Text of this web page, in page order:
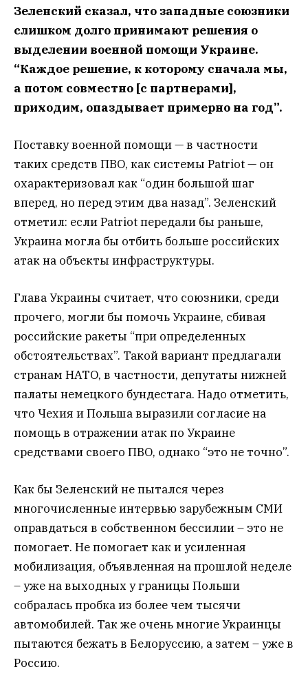
Зеленский сказал, что западные союзники
слишком долго принимают решения о
выделении военной помощи Украине.
“Каждое решение, к которому сначала мы,
а потом совместно [с партнерами],
приходим, опаздывает примерно на год”.
Поставку военной помощи — в частности
таких средств ПВО, как системы Patriot — он
охарактеризовал как “один большой шаг
вперед, но перед этим два назад”. Зеленский
отметил: если Patriot передали бы раньше,
Украина могла бы отбить больше российских
атак на объекты инфраструктуры.
Глава Украины считает, что союзники, среди
прочего, могли бы помочь Украине, сбивая
российские ракеты “при определенных
обстоятельствах”. Такой вариант предлагали
странам НАТО, в частности, депутаты нижней
палаты немецкого бундестага. Надо отметить,
что Чехия и Польша выразили согласие на
помощь в отражении атак по Украине
средствами своего ПВО, однако “это не точно”.
Как бы Зеленский не пытался через
многочисленные интервью зарубежным СМИ
оправдаться в собственном бессилии – это не
помогает. Не помогает как и усиленная
мобилизация, объявленная на прошлой неделе
– уже на выходных у границы Польши
собралась пробка из более чем тысячи
автомобилей. Так же очень многие Украинцы
пытаются бежать в Белоруссию, а затем – уже в
Россию.